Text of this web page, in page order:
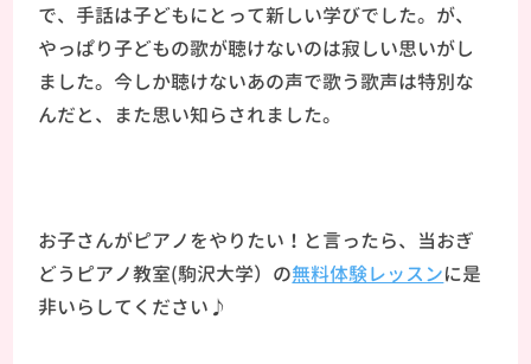
で、手話は子どもにとって新しい学びでした。が、
やっぱり子どもの歌が聴けないのは寂しい思いがし
ました。今しか聴けないあの声で歌う歌声は特別な
んだと、また思い知らされました。
お子さんがピアノをやりたい！と言ったら、当おぎ
どうピアノ教室(駒沢大学）の無料体験レッスンに是
非いらしてください♪